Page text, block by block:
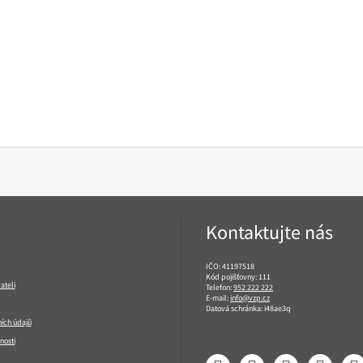
údajů
Kontaktujte nás
IČO: 41197518
Kód pojišťovny: 111
Telefon:952 222 222
E-mail:info@vzp.cz
Datová schránka: i48ae3q
FacebookLinkedIn YouTube Instagram